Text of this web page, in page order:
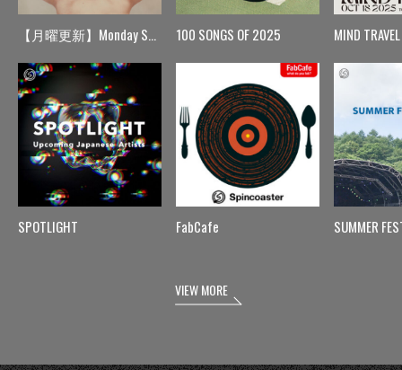
【月曜更新】Monday Spin
SPOTLIGHT
100 SONGS OF 2025
FabCafe
MIND TRAVEL
SUMMER
VIEW MORE